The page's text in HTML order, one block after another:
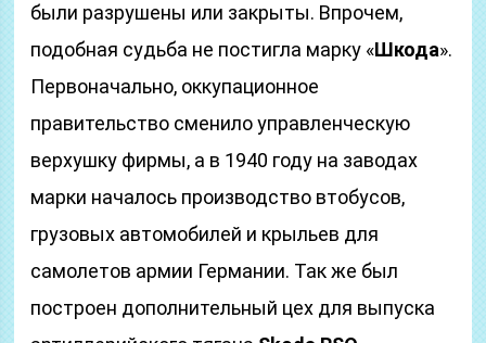
были разрушены или закрыты. Впрочем,
подобная судьба не постигла марку «Шкода».
Первоначально, оккупационное
правительство сменило управленческую
верхушку фирмы, а в 1940 году на заводах
марки началось производство втобусов,
грузовых автомобилей и крыльев для
самолетов армии Германии. Так же был
построен дополнительный цех для выпуска